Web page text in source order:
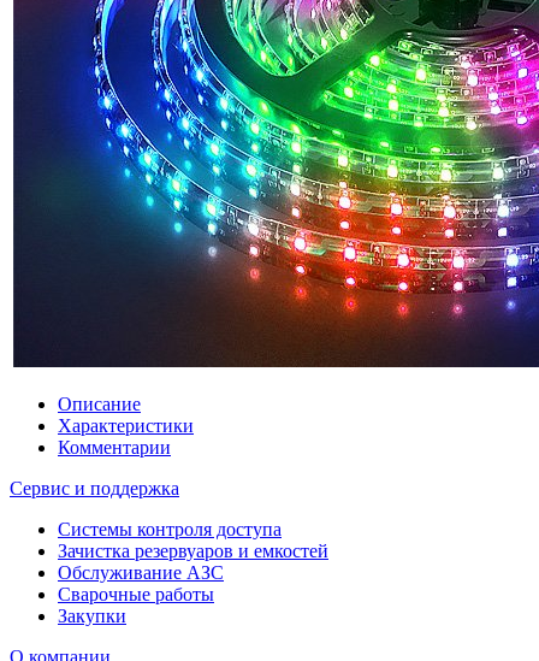
Описание
Характеристики
Комментарии
Сервис и поддержка
Системы контроля доступа
Зачистка резервуаров и емкостей
Обслуживание АЗС
Сварочные работы
Закупки